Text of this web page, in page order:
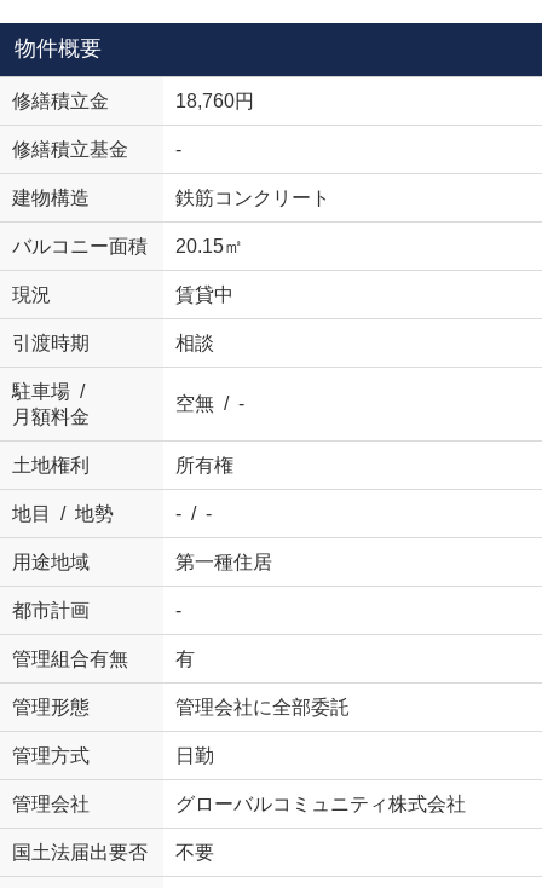
物件概要
修繕積立金 18,760円
修繕積立基金 -
建物構造 鉄筋コンクリート
バルコニー面積 20.15㎡
現況 賃貸中
引渡時期 相談
駐車場 /
月額料金
空無 / -
土地権利 所有権
地目 / 地勢 - / -
用途地域 第一種住居
都市計画 -
管理組合有無 有
管理形態 管理会社に全部委託
管理方式 日勤
管理会社 グローバルコミュニティ株式会社
国土法届出要否 不要